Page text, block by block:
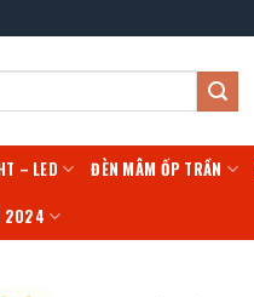
– LED ĐÈN MÂM ỐP TRẦN
2024